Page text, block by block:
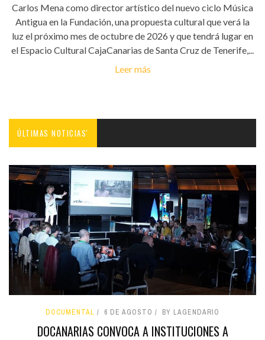
Carlos Mena como director artístico del nuevo ciclo Música
Antigua en la Fundación, una propuesta cultural que verá la
luz el próximo mes de octubre de 2026 y que tendrá lugar en
el Espacio Cultural CajaCanarias de Santa Cruz de Tenerife,...
Leer más
ÚLTIMAS NOTICIAS'
DOCUMENTAL 6 DE AGOSTO BY LAGENDARIO
DOCANARIAS CONVOCA A INSTITUCIONES A